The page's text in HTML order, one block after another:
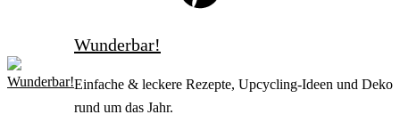
Wunderbar!
Einfache & leckere Rezepte, Upcycling-Ideen und Deko
rund um das Jahr.